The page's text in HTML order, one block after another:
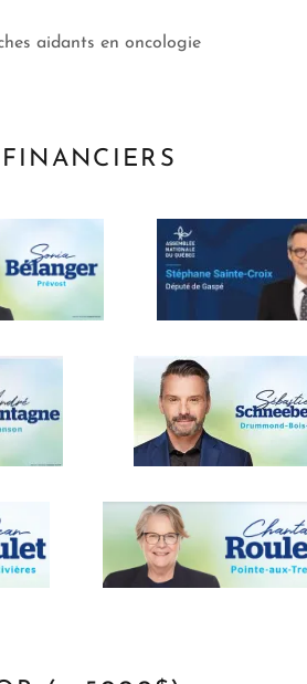
aidants en oncologie